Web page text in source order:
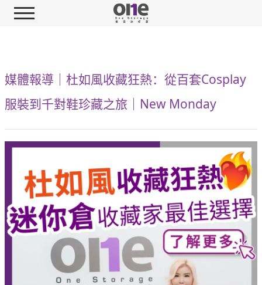
媒體報導｜杜如風收藏狂熱：從百套Cosplay
服裝到千對鞋珍藏之旅｜New Monday